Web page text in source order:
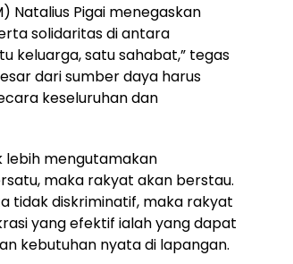
Natalius Pigai menegaskan
solidaritas di antara
keluarga, satu sahabat,” tegas
dari sumber daya harus
keseluruhan dan
lebih mengutamakan
maka rakyat akan berstau.
tidak diskriminatif, maka rakyat
yang efektif ialah yang dapat
kebutuhan nyata di lapangan.